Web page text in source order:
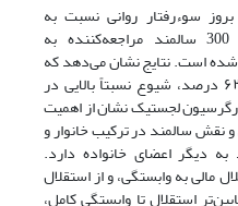
سوءرفتار روانی نسبت به
سالمندان در نمونه‌ای به حجم 300 سالمند مراجعه‌کننده به
شده است. نتایج نشان می‌دهد که
سوءرفتار روانی با نسبتی بیش از ۶۲ درصد، شیوع نسبتاً بالایی در
رگرسیون لجستیک نشان از اهمیت
نقش سالمند در ترکیب خانوار و
دیگر اعضای خانواده دارد.
مالی به وابستگی، و از استقلال
استقلال تا وابستگی کامل،